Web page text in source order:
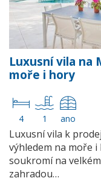
Luxusní vila na
moře i hory
4 1 ano
Luxusní vila k
výhledem na moře
soukromí na
zahradou…